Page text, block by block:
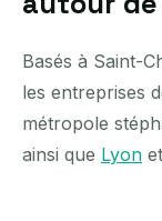
Basés à Saint-
les entreprises
métropole
ainsi que Lyon